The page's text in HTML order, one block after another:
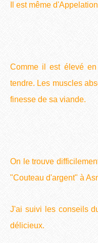
Il est même
Comme il est élevé
tendre. Les muscles
finesse de sa viande.
On le trouve
"Couteau d'argent" à
J'ai suivi les conseils
délicieux.